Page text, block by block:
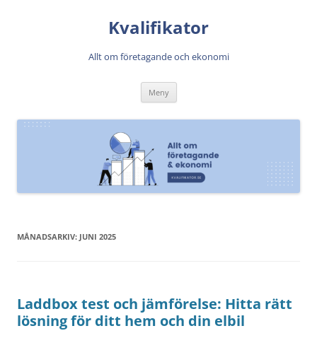
Kvalifikator
Allt om företagande och ekonomi
Meny Hoppa
innehåll
MÅNADSARKIV: JUNI 2025
Laddbox test och jämförelse: Hitta rätt
lösning för ditt hem och din elbil